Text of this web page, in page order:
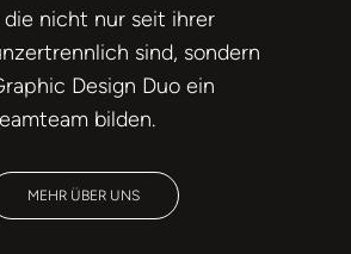
nicht nur seit ihrer
sind, sondern
Design Duo ein
bilden.
MEHR ÜBER UNS